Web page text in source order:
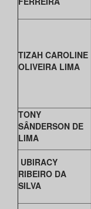
TIZAH CAROLINE
OLIVEIRA LIMA
TONY
SÂNDERSON DE
LIMA
UBIRACY
RIBEIRO DA
SILVA